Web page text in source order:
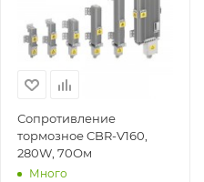
Сопротивление
тормозное CBR-V160,
280W, 70Ом
Много